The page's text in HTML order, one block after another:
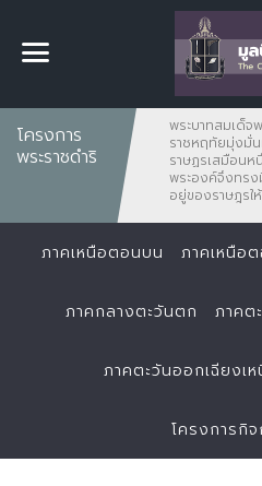
โครงการ
พระราชดำริ
พระบาทสมเด็จ
ราชหฤทัยมุ่งมั่
ราษฏรเสมือน
พระองค์จึงทรง
อยู่ของราษฎร
ภาคเหนือตอนบน ภาคเหนือ
ภาคกลางตะวันตก ภาคต
ภาคตะวันออกเฉียงเ
โครงการกิ